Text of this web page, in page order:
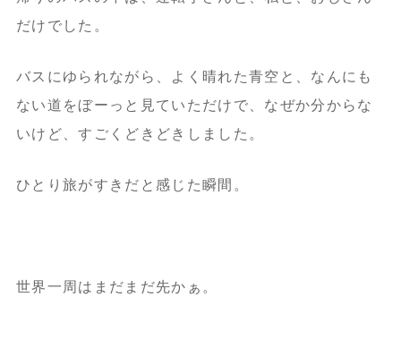
だけでした。
バスにゆられながら、よく晴れた青空と、なんにも
ない道をぼーっと見ていただけで、なぜか分からな
いけど、すごくどきどきしました。
ひとり旅がすきだと感じた瞬間。
世界一周はまだまだ先かぁ。